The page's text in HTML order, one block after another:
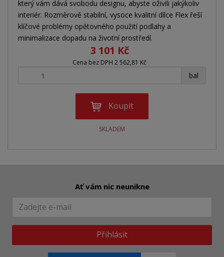
který vám dává svobodu designu, abyste oživili jakýkoliv
interiér. Rozměrově stabilní, vysoce kvalitní dílce Flex řeší
klíčové problémy opětovného použití podlahy a
minimalizace dopadu na životní prostředí.
3 101 Kč
Cena bez DPH 2 562,81 Kč
bal
+ -
Koupit
SKLADEM
Ať vám nic neunikne
Přihlásit